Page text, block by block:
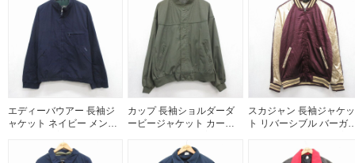
エディーバウアー 長袖ジ
ャケット ネイビー メンズ
カップ 長袖ショルダーダ
ービージャケット カーキ
スカジャン 長袖ジャケッ
ト リバーシブル バーガ